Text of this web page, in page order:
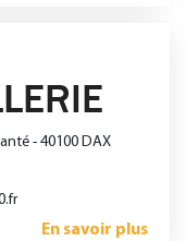
- 40100 DAX
En savoir plus